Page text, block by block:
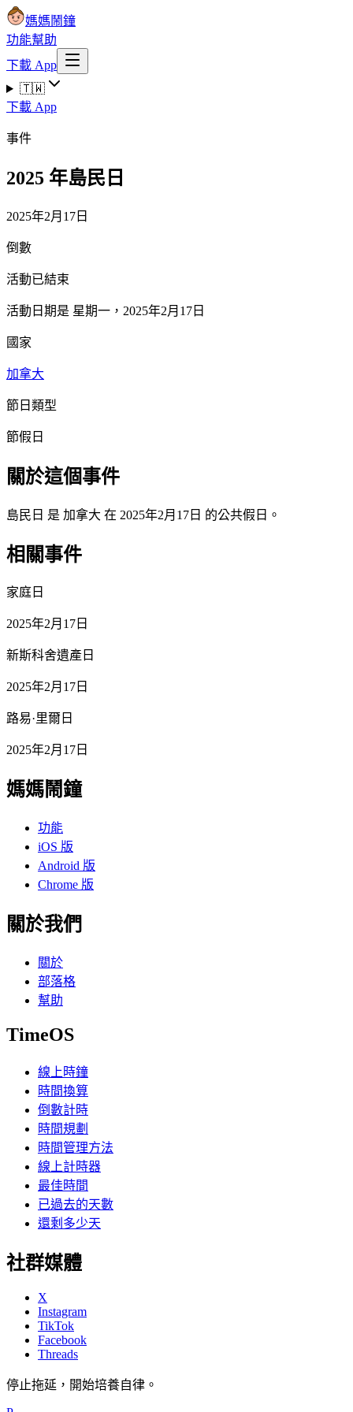
媽媽鬧鐘
功能幫助
下載 App
🇹🇼
下載 App
事件
2025 年島民日
2025年2月17日
倒數
活動已結束
活動日期是 星期一，2025年2月17日
國家
加拿大
節日類型
節假日
關於這個事件
島民日 是 加拿大 在 2025年2月17日 的公共假日。
相關事件
家庭日
2025年2月17日
新斯科舍遺產日
2025年2月17日
路易·里爾日
2025年2月17日
媽媽鬧鐘
功能
iOS 版
Android 版
Chrome 版
關於我們
關於
部落格
幫助
TimeOS
線上時鐘
時間換算
倒數計時
時間規劃
時間管理方法
線上計時器
最佳時間
已過去的天數
還剩多少天
社群媒體
X
Instagram
TikTok
Facebook
Threads
停止拖延，開始培養自律。